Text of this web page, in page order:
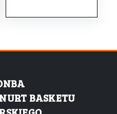
BASKETU